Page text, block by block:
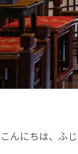
こんにちは、ふ